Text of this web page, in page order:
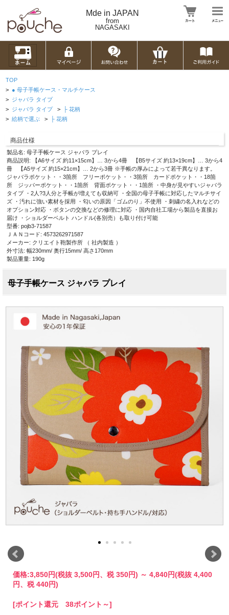
Mde in JAPAN
from
NAGASAKI
TOP
> ● 母子手帳ケース・マルチケース
> ジャバラ タイプ
> ジャバラ タイプ > ├ 花柄
> 絵柄で選ぶ > ├ 花柄
商品仕様
製品名: 母子手帳ケース ジャバラ プレイ
商品説明: 【A6サイズ 約11×15cm】… 3から4冊 【B5サイズ 約13×19cm】… 3から4
冊 【A5サイズ 約15×21cm】… 2から3冊 ※手帳の厚みによって若干異なります。
ジャバラポケット・・3箇所 フリーポケット・・3箇所 カードポケット・・18箇
所 ジッパーポケット・・1箇所 背面ポケット・・1箇所 ・中身が見やすいジャバラ
タイプ ・2人?3人分と手帳が増えても収納可 ・全国の母子手帳に対応したマルチサイ
ズ ・汚れに強い素材を採用 ・匂いの原因「ゴムのり」不使用 ・刺繍の名入れなどの
オプション対応 ・ボタンの交換などの修理に対応 ・国内自社工場から製品を直接お
届け ・ショルダーベルト ハンドル(各別売）も取り付け可能
型番: pojb3-71587
ＪＡＮコード: 4573262971587
メーカー: クリエイト鞄製作所 （ 社内製造 ）
外寸法: 幅230mm/ 奥行15mm/ 高さ170mm
製品重量: 190g
母子手帳ケース ジャバラ プレイ
価格:3,850円(税抜 3,500円、税 350円) ～ 4,840円(税抜 4,400
円、税 440円)
[ポイント還元 38ポイント～]